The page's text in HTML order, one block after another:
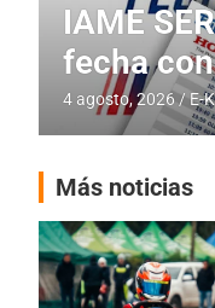
RMC
histórica
4 agosto, 2026 E-
Más noticias